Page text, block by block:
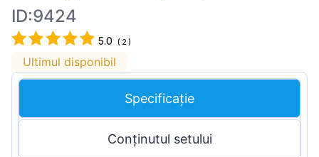
ID:9424
5.0 ( 2 )
Ultimul disponibil
Specificație
Conținutul setului